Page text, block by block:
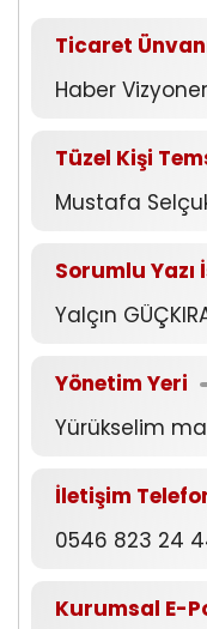
Ticaret
Haber
Tüzel Kişi
Mustafa
Sorumlu
Yalçın
Yönetim Yeri
Yürükselim
İletişim
0546 823 24
Kurumsal E-